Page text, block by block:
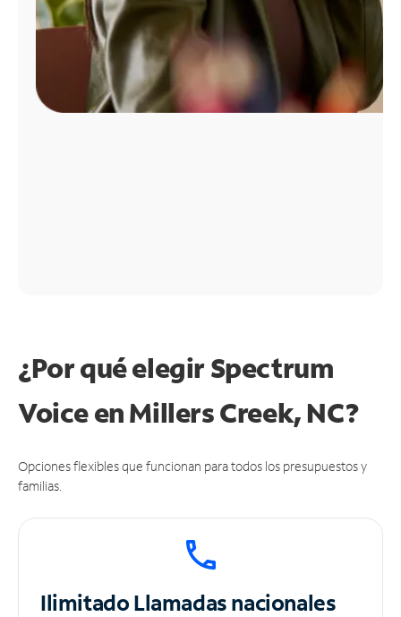
¿Por qué elegir Spectrum
Voice en Millers Creek, NC?
Opciones flexibles que funcionan para todos los presupuestos y
familias.
IlimitadoLlamadas nacionales